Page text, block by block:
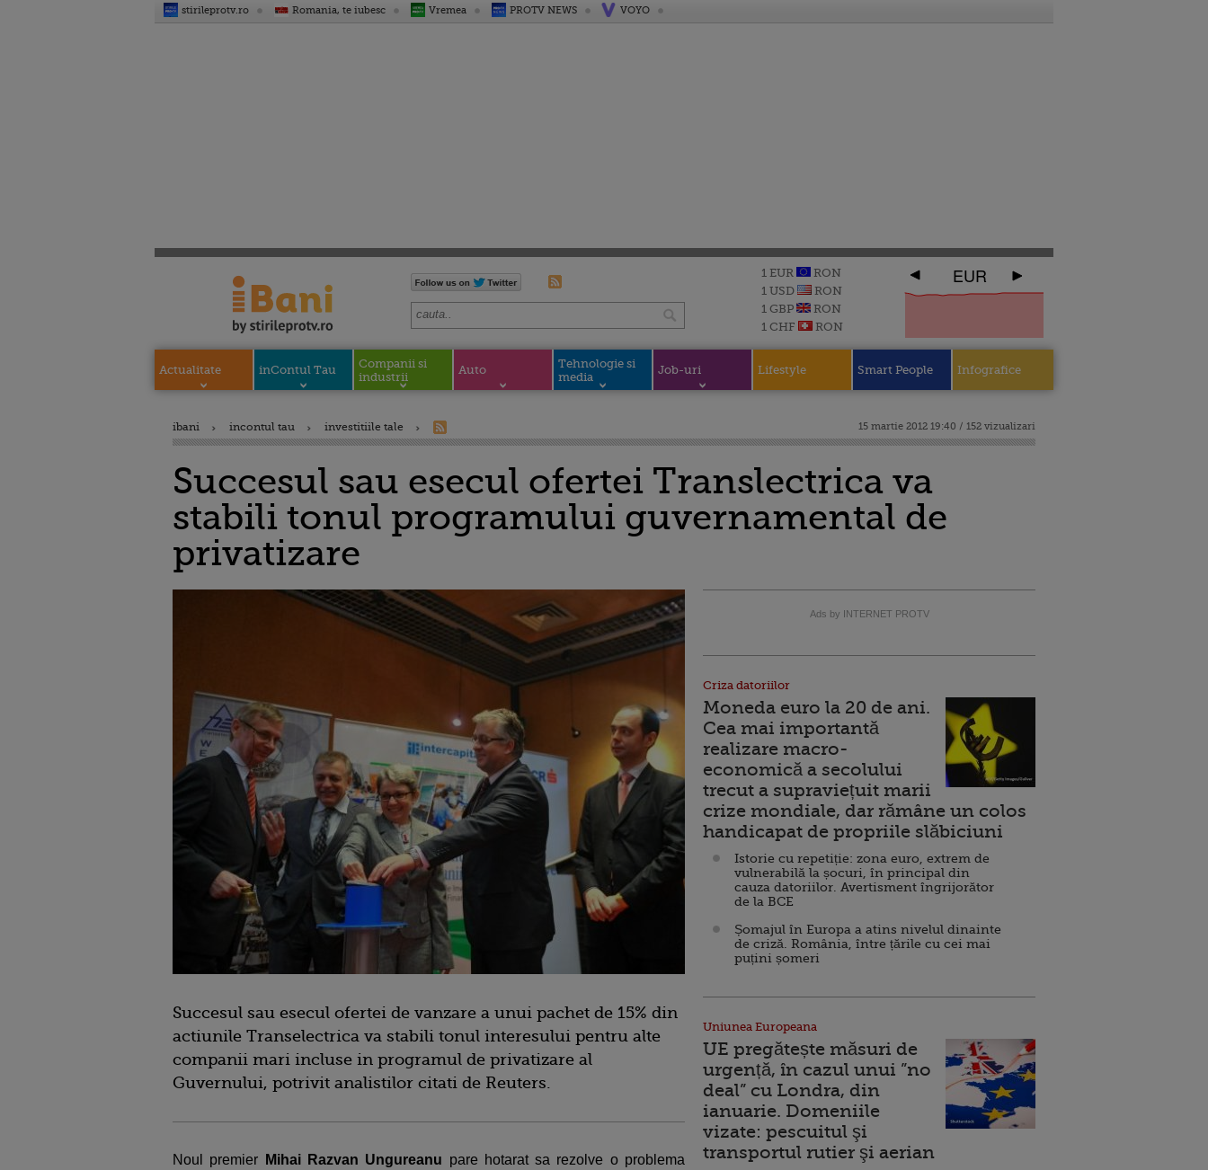
stirileprotv.ro Romania, te iubesc Vremea PROTV NEWS VOYO
1 EUR
RON
1 USD
RON
1 GBP
RON
1 CHF
RON
EUR
Actualitate inContul Tau
Companii si
industrii
Auto
Tehnologie si
media
Job-uri Lifestyle Smart People Infografice
ibani incontul tau investitiile tale 15 martie 2012 19:40 / 152 vizualizari
Succesul sau esecul ofertei Translectrica va
stabili tonul programului guvernamental de
privatizare
Succesul sau esecul ofertei de vanzare a unui pachet de 15% din
actiunile Transelectrica va stabili tonul interesului pentru alte
companii mari incluse in programul de privatizare al
Guvernului, potrivit analistilor citati de Reuters.
Noul premier Mihai Razvan Ungureanu pare hotarat sa rezolve o problema
Ads by INTERNET PROTV
Criza datoriilor
Moneda euro la 20 de ani.
Cea mai importantă
realizare macro-
economică a secolului
trecut a supraviețuit marii
crize mondiale, dar rămâne un colos
handicapat de propriile slăbiciuni
Istorie cu repetiție: zona euro, extrem de
vulnerabilă la șocuri, în principal din
cauza datoriilor. Avertisment îngrijorător
de la BCE
Șomajul în Europa a atins nivelul dinainte
de criză. România, între țările cu cei mai
puțini șomeri
Uniunea Europeana
UE pregătește măsuri de
urgență, în cazul unui ”no
deal” cu Londra, din
ianuarie. Domeniile
vizate: pescuitul şi
transportul rutier şi aerian